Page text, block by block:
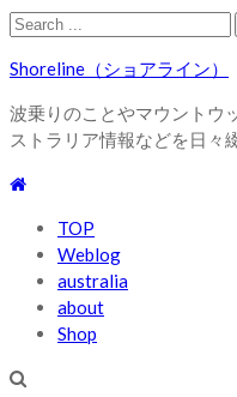
Skip
navigation
Skip
content
Search
Shoreline（ショアライン）
波乗りのことやマウントウ
ストラリア情報などを日々
TOP
Weblog
australia
about
Shop